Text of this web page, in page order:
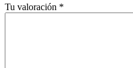
Tu valoración *